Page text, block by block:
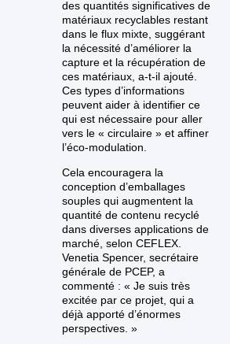
des quantités significatives de
matériaux recyclables restant
dans le flux mixte, suggérant
la nécessité d’améliorer la
capture et la récupération de
ces matériaux, a-t-il ajouté.
Ces types d’informations
peuvent aider à identifier ce
qui est nécessaire pour aller
vers le « circulaire » et affiner
l’éco-modulation.
Cela encouragera la
conception d’emballages
souples qui augmentent la
quantité de contenu recyclé
dans diverses applications de
marché, selon CEFLEX.
Venetia Spencer, secrétaire
générale de PCEP, a
commenté : « Je suis très
excitée par ce projet, qui a
déjà apporté d’énormes
perspectives. »